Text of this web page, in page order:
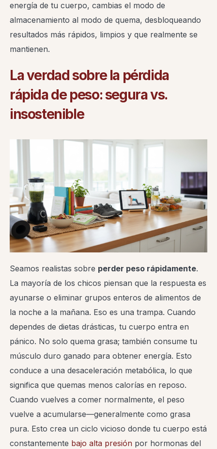
energía de tu cuerpo, cambias el modo de
almacenamiento al modo de quema, desbloqueando
resultados más rápidos, limpios y que realmente se
mantienen.
La verdad sobre la pérdida
rápida de peso: segura vs.
insostenible
Seamos realistas sobre perder peso rápidamente.
La mayoría de los chicos piensan que la respuesta es
ayunarse o eliminar grupos enteros de alimentos de
la noche a la mañana. Eso es una trampa. Cuando
dependes de dietas drásticas, tu cuerpo entra en
pánico. No solo quema grasa; también consume tu
músculo duro ganado para obtener energía. Esto
conduce a una desaceleración metabólica, lo que
significa que quemas menos calorías en reposo.
Cuando vuelves a comer normalmente, el peso
vuelve a acumularse—generalmente como grasa
pura. Esto crea un ciclo vicioso donde tu cuerpo está
constantemente bajo alta presión por hormonas del